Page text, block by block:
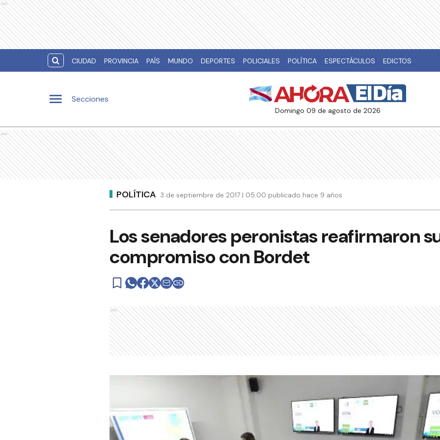
Ads
CIUDAD PROVINCIA PAÍS MUNDO DEPORTES POLICIALES POLÍTICA ESPECTÁCULOS EDICTOS
Secciones
domingo 09 de agosto de 2026
Ads
POLÍTICA 3 de septiembre de 2017 | 05:00 publicado hace 9 años
Los senadores peronistas reafirmaron
compromiso con Bordet
Ads